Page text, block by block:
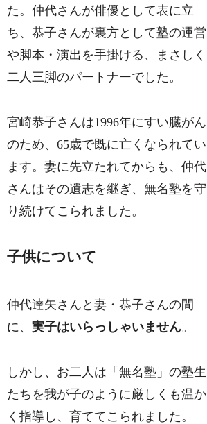
た。仲代さんが俳優として表に立
ち、恭子さんが裏方として塾の運営
や脚本・演出を手掛ける、まさしく
二人三脚のパートナーでした。
宮崎恭子さんは1996年にすい臓がん
のため、65歳で既に亡くなられてい
ます。妻に先立たれてからも、仲代
さんはその遺志を継ぎ、無名塾を守
り続けてこられました。
子供について
仲代達矢さんと妻・恭子さんの間
に、実子はいらっしゃいません。
しかし、お二人は「無名塾」の塾生
たちを我が子のように厳しくも温か
く指導し、育ててこられました。